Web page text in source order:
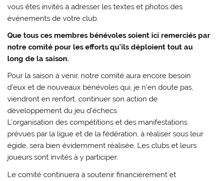
vous êtes invités à adresser les textes et photos des
événements de votre club.
Que tous ces membres bénévoles soient ici remerciés par
notre comité pour les efforts qu’ils déploient tout au
long de la saison.
Pour la saison à venir, notre comité aura encore besoin
d’eux et de nouveaux bénévoles qui, je n’en doute pas,
viendront en renfort. continuer son action de
développement du jeu d’échecs.
L’organisation des compétitions et des manifestations
prévues par la ligue et de la fédération, à réaliser sous leur
égide, sera bien évidemment réalisée. Les clubs et leurs
joueurs sont invités à y participer.
Le comité continuera à soutenir financièrement et